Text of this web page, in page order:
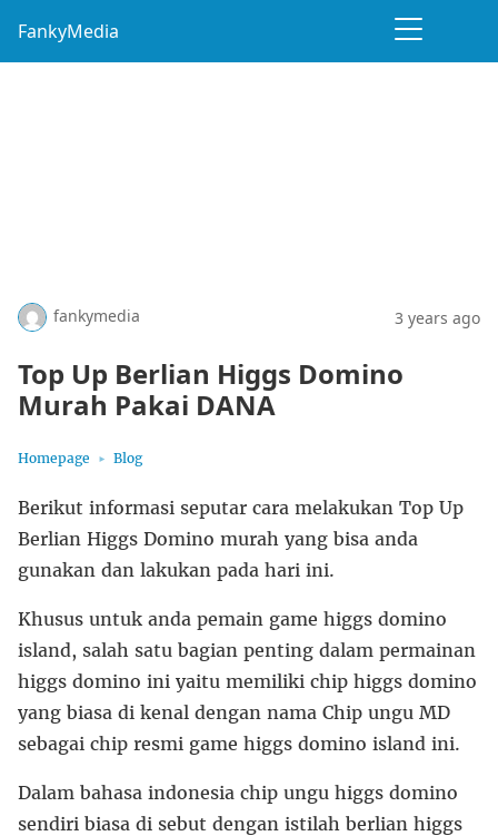
FankyMedia
fankymedia 3 years ago
Top Up Berlian Higgs Domino
Murah Pakai DANA
Homepage Blog
Berikut informasi seputar cara melakukan Top Up
Berlian Higgs Domino murah yang bisa anda
gunakan dan lakukan pada hari ini.
Khusus untuk anda pemain game higgs domino
island, salah satu bagian penting dalam permainan
higgs domino ini yaitu memiliki chip higgs domino
yang biasa di kenal dengan nama Chip ungu MD
sebagai chip resmi game higgs domino island ini.
Dalam bahasa indonesia chip ungu higgs domino
sendiri biasa di sebut dengan istilah berlian higgs